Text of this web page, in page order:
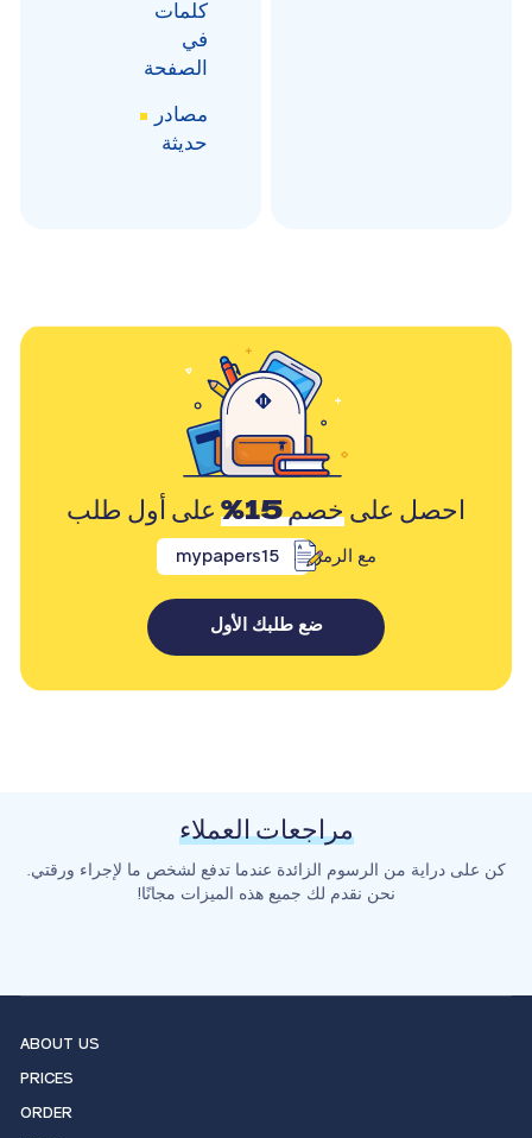
كلمات
في
الصفحة
مصادر
حديثة
احصل علىخصم 15% على أول طلب
مع الرمز mypapers15
ضع طلبك الأول
مراجعات العملاء
كن على دراية من الرسوم الزائدة عندما تدفع لشخص ما لإجراء ورقتي.
نحن نقدم لك جميع هذه الميزات مجانًا!
ABOUT US
PRICES
ORDER